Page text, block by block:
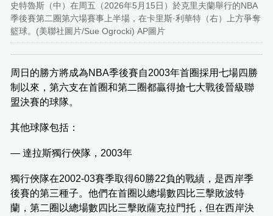
史特魯斯（中）在周五（2026年5月15日）於克里夫蘭舉行的NBA
季後賽第二圈第六場賽事上半場，在卡里斯·利華特（右）上方爭奪
籃球。(美聯社圖片/Sue Ogrocki) AP圖片
周日的勝方將成為NBA季後賽自2003年首圈採用七場四勝
制以來，第六支在首圈和第二圈都贏得搶七大戰後晉級聯
盟決賽的球隊。
其他球隊包括：
— 達拉斯獨行俠隊，2003年
獨行俠隊在2002-03賽季取得60勝22負的戰績，是西岸季
後賽的第三種子。他們在首圈以總場數四比三擊敗波特
蘭，第二圈以總場數四比三擊敗薩克拉門托，但在西岸決